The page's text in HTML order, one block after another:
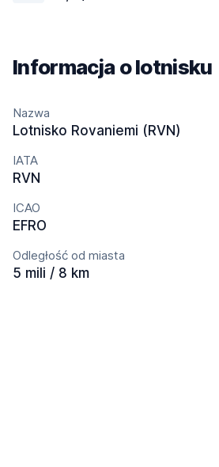
Informacja o lotnisku
Nazwa
Lotnisko Rovaniemi (RVN)
IATA
RVN
ICAO
EFRO
Odległość od miasta
5 mili / 8 km